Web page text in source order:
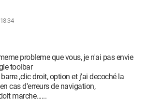
probleme que vous, je n'ai pas envie
toolbar
,clic droit, option et j'ai decoché la
cas d'erreurs de navigation,
marche......